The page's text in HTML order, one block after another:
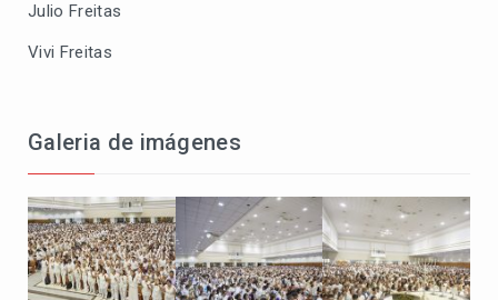
Julio Freitas
Vivi Freitas
Galeria de imágenes